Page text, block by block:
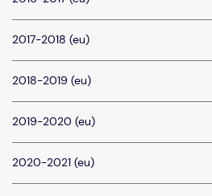
2017-2018 (eu)
2018-2019 (eu)
2019-2020 (eu)
2020-2021 (eu)